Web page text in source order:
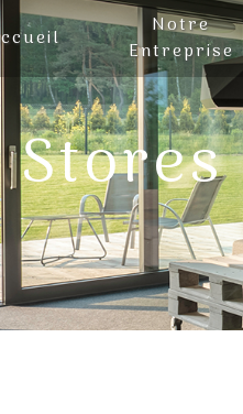
cookies
Notre
Entreprise